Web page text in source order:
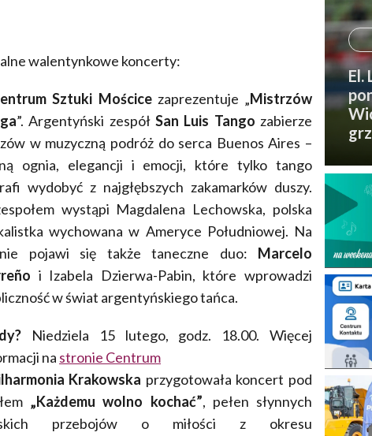
walentynkowe koncerty:
Sztuki Mościcezaprezentuje „Mistrzów
”. Argentyński zespół San Luis Tango zabierze
w muzyczną podróż do serca Buenos Aires –
ognia, elegancji i emocji, które tylko tango
wydobyć z najgłębszych zakamarków duszy.
wystąpi Magdalena Lechowska, polska
wychowana w Ameryce Południowej. Na
pojawi się także taneczne duo: Marcelo
i Izabela Dzierwa-Pabin, które wprowadzi
w świat argentyńskiego tańca.
Niedziela 15 lutego, godz. 18.00. Więcej
na stronie Centrum
Krakowska przygotowała koncert pod
„Każdemu wolno kochać”, pełen słynnych
przebojów o miłości z okresu
El.